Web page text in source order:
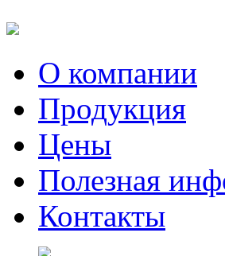
О компании
Продукция
Цены
Полезная
Контакты